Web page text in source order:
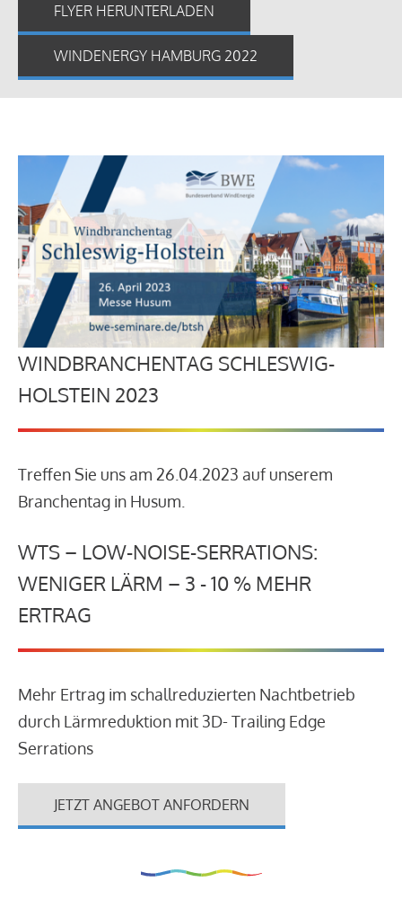
FLYER HERUNTERLADEN
WINDENERGY HAMBURG 2022
WINDBRANCHENTAG SCHLESWIG-
HOLSTEIN 2023
Treffen Sie uns am 26.04.2023 auf unserem
Branchentag in Husum.
WTS – LOW-NOISE-SERRATIONS:
WENIGER LÄRM – 3 - 10 % MEHR
ERTRAG
Mehr Ertrag im schallreduzierten Nachtbetrieb
durch Lärmreduktion mit 3D- Trailing Edge
Serrations
JETZT ANGEBOT ANFORDERN